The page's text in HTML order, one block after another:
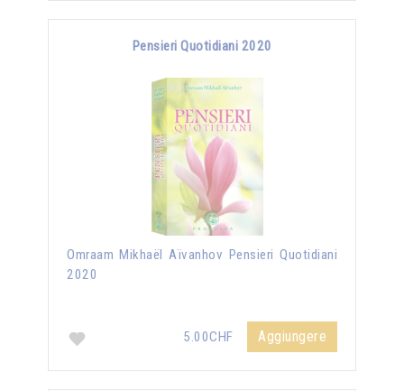
Pensieri Quotidiani 2020
Omraam Mikhaël Aïvanhov Pensieri Quotidiani
2020
5.00CHF Aggiungere